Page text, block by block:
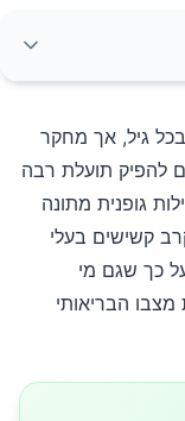
שבריריים
גיל, אך מחקר
להפיק תועלת רבה
גופנית מתונה
קשישים בעלי
כך שגם מי
הבריאותי